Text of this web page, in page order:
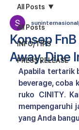
All Posts
INFO/TIPS
PRESS RELEASE
All Posts
Konsep
Away, Dine
Apabila tertarik
beverage, coba
ruko CINITY.
mempengaruhi
yang Anda